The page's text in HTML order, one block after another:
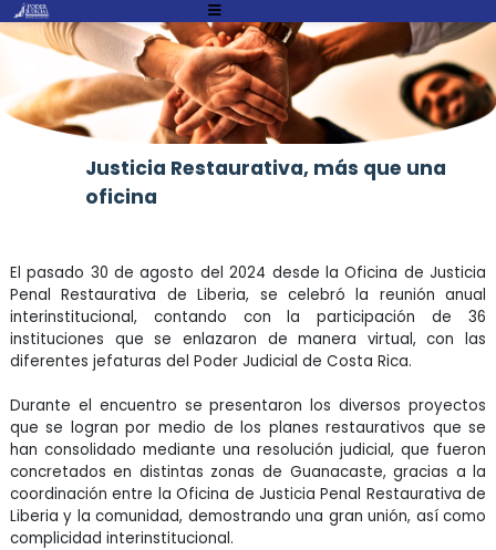
Atención:
Este
cuenta
con
Justicia Restaurativa, más que una
oficina
El pasado 30 de agosto del 2024 desde la Oficina de Justicia
Penal Restaurativa de Liberia, se celebró la reunión anual
interinstitucional, contando con la participación de 36
instituciones que se enlazaron de manera virtual, con las
diferentes jefaturas del Poder Judicial de Costa Rica.
Durante el encuentro se presentaron los diversos proyectos
que se logran por medio de los planes restaurativos que se
han consolidado mediante una resolución judicial, que fueron
concretados en distintas zonas de Guanacaste, gracias a la
coordinación entre la Oficina de Justicia Penal Restaurativa de
Liberia y la comunidad, demostrando una gran unión, así como
complicidad interinstitucional.